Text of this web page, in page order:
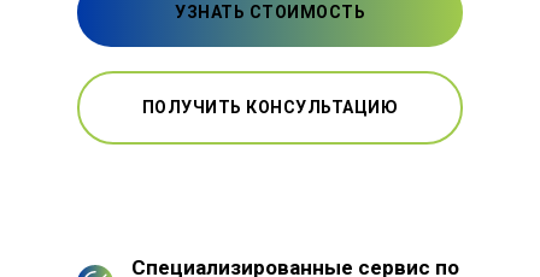
УЗНАТЬ СТОИМОСТЬ
ПОЛУЧИТЬ КОНСУЛЬТАЦИЮ
Специализированные сервис по